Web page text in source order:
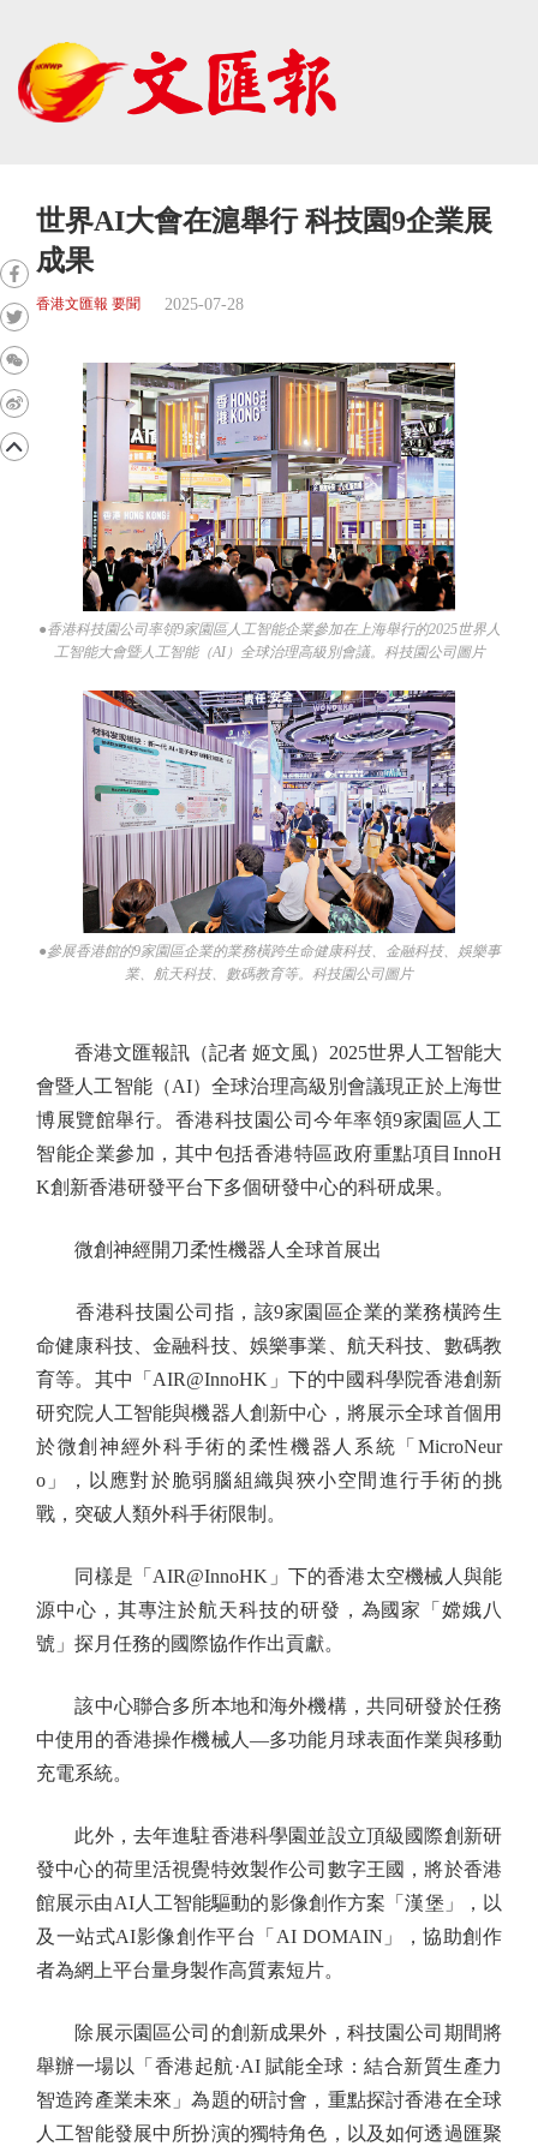
世界AI大會在滬舉行 科技園9企業展
成果
香港文匯報 要聞 2025-07-28
●香港科技園公司率領9家園區人工智能企業參加在上海舉行的2025世界人
工智能大會暨人工智能（AI）全球治理高級別會議。科技園公司圖片
●參展香港館的9家園區企業的業務橫跨生命健康科技、金融科技、娛樂事
業、航天科技、數碼教育等。科技園公司圖片
香港文匯報訊（記者 姬文風）2025世界人工智能大
會暨人工智能（AI）全球治理高級別會議現正於上海世
博展覽館舉行。香港科技園公司今年率領9家園區人工
智能企業參加，其中包括香港特區政府重點項目InnoH
K創新香港研發平台下多個研發中心的科研成果。
微創神經開刀柔性機器人全球首展出
香港科技園公司指，該9家園區企業的業務橫跨生
命健康科技、金融科技、娛樂事業、航天科技、數碼教
育等。其中「AIR@InnoHK」下的中國科學院香港創新
研究院人工智能與機器人創新中心，將展示全球首個用
於微創神經外科手術的柔性機器人系統「MicroNeur
o」，以應對於脆弱腦組織與狹小空間進行手術的挑
戰，突破人類外科手術限制。
同樣是「AIR@InnoHK」下的香港太空機械人與能
源中心，其專注於航天科技的研發，為國家「嫦娥八
號」探月任務的國際協作作出貢獻。
該中心聯合多所本地和海外機構，共同研發於任務
中使用的香港操作機械人—多功能月球表面作業與移動
充電系統。
此外，去年進駐香港科學園並設立頂級國際創新研
發中心的荷里活視覺特效製作公司數字王國，將於香港
館展示由AI人工智能驅動的影像創作方案「漢堡」，以
及一站式AI影像創作平台「AI DOMAIN」，協助創作
者為網上平台量身製作高質素短片。
除展示園區公司的創新成果外，科技園公司期間將
舉辦一場以「香港起航·AI 賦能全球：結合新質生產力
智造跨產業未來」為題的研討會，重點探討香港在全球
人工智能發展中所扮演的獨特角色，以及如何透過匯聚